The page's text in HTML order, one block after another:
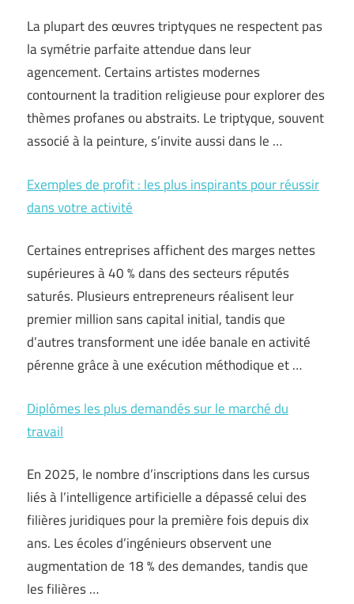
La plupart des œuvres triptyques ne respectent pas
la symétrie parfaite attendue dans leur
agencement. Certains artistes modernes
contournent la tradition religieuse pour explorer des
thèmes profanes ou abstraits. Le triptyque, souvent
associé à la peinture, s’invite aussi dans le …
Exemples de profit : les plus inspirants pour réussir
dans votre activité
Certaines entreprises affichent des marges nettes
supérieures à 40 % dans des secteurs réputés
saturés. Plusieurs entrepreneurs réalisent leur
premier million sans capital initial, tandis que
d’autres transforment une idée banale en activité
pérenne grâce à une exécution méthodique et …
Diplômes les plus demandés sur le marché du
travail
En 2025, le nombre d’inscriptions dans les cursus
liés à l’intelligence artificielle a dépassé celui des
filières juridiques pour la première fois depuis dix
ans. Les écoles d’ingénieurs observent une
augmentation de 18 % des demandes, tandis que
les filières …